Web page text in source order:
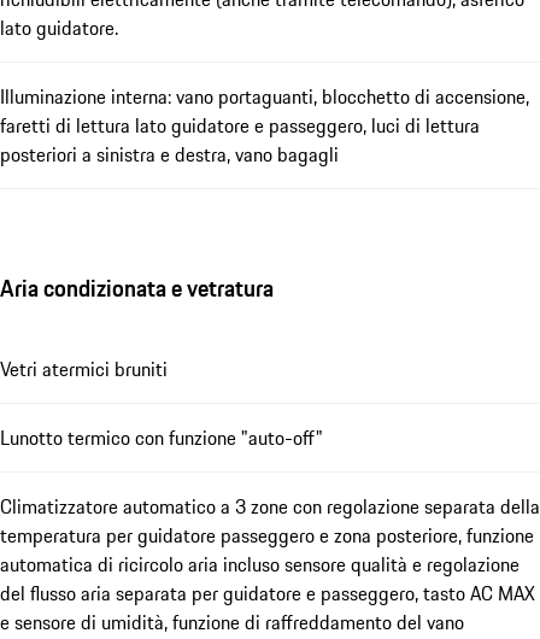
lato guidatore.
Illuminazione interna: vano portaguanti, blocchetto di accensione,
faretti di lettura lato guidatore e passeggero, luci di lettura
posteriori a sinistra e destra, vano bagagli
Aria condizionata e vetratura
Vetri atermici bruniti
Lunotto termico con funzione "auto-off"
Climatizzatore automatico a 3 zone con regolazione separata della
temperatura per guidatore passeggero e zona posteriore, funzione
automatica di ricircolo aria incluso sensore qualità e regolazione
del flusso aria separata per guidatore e passeggero, tasto AC MAX
e sensore di umidità, funzione di raffreddamento del vano